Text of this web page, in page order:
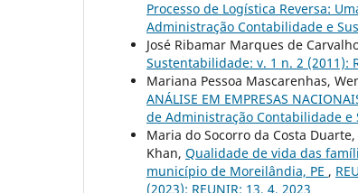
Processo de Logística Reversa:
Administração Contabilidade e
José Ribamar Marques de
Sustentabilidade: v. 1 n. 2 (2011):
Mariana Pessoa Mascarenhas,
ANÁLISE EM EMPRESAS
de Administração Contabilidade e
Maria do Socorro da Costa
Khan, Qualidade de vida das
município de Moreilândia, PE ,
(2023): REUNIR: 13, 4, 2023